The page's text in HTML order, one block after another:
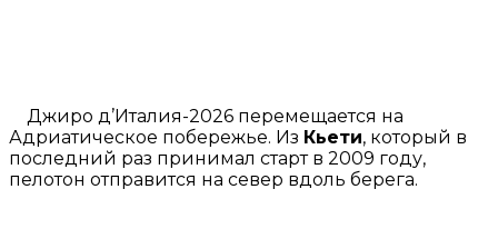
Джиро д’Италия-2026 перемещается на
Адриатическое побережье. Из Кьети, который в
последний раз принимал старт в 2009 году,
пелотон отправится на север вдоль берега.